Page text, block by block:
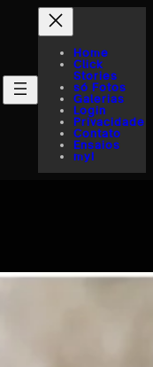
Home
Click
Stories
só Fotos
Galerias
Login
Privacidade
Contato
Ensaios
myI